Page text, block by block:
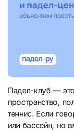
Падел-клуб —
пространство,
теннис. Если
или бассейн, но